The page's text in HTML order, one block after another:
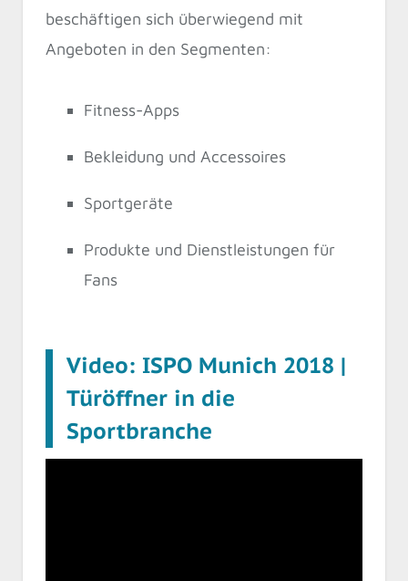
beschäftigen sich überwiegend mit
Angeboten in den Segmenten:
Fitness-Apps
Bekleidung und Accessoires
Sportgeräte
Produkte und Dienstleistungen für
Fans
Video: ISPO Munich 2018 |
Türöffner in die
Sportbranche